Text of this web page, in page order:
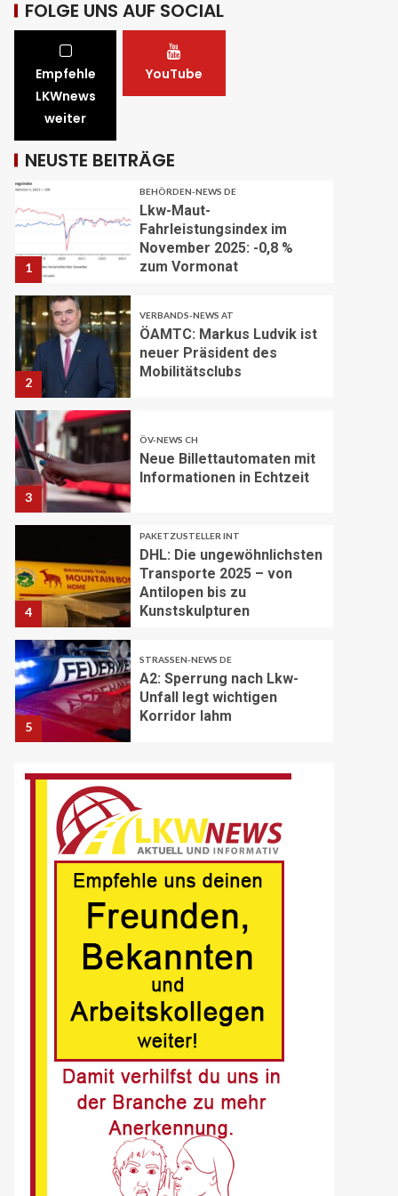
FOLGE UNS AUF SOCIAL
Empfehle
LKWnews
weiter
YouTube
NEUSTE BEITRÄGE
29
Winterpause
30
1
Lkw-Maut-
Fahrleistungsindex im
November 2025: -0,8 %
zum Vormonat
2
ÖAMTC: Markus Ludvik ist
neuer Präsident des
Mobilitätsclubs
3
Neue Billettautomaten mit
Informationen in Echtzeit
4
DHL: Die ungewöhnlichsten
Transporte 2025 – von
Antilopen bis zu
Kunstskulpturen
5
A2: Sperrung nach Lkw-
Unfall legt wichtigen
Korridor lahm
Volvo Trucks erhält
Nachhaltigkeitspreis
MAN Engines präsentiert
nächste Generation der
bewährten Baureihe MAN
BLAULICHT DE
Schwerverletzter
Fussgänger nach Unfall in
Buer
BLAULICHT DE
Offenburg, A5 – Zwei
Unfälle legen
Berufsverkehr lahm